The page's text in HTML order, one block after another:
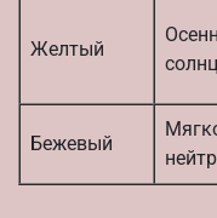
Желтый
Бежевый